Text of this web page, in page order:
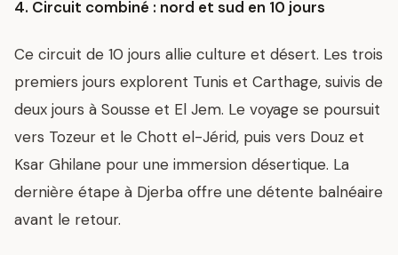
4. Circuit combiné : nord et sud en 10 jours
Ce circuit de 10 jours allie culture et désert. Les trois
premiers jours explorent Tunis et Carthage, suivis de
deux jours à Sousse et El Jem. Le voyage se poursuit
vers Tozeur et le Chott el-Jérid, puis vers Douz et
Ksar Ghilane pour une immersion désertique. La
dernière étape à Djerba offre une détente balnéaire
avant le retour.